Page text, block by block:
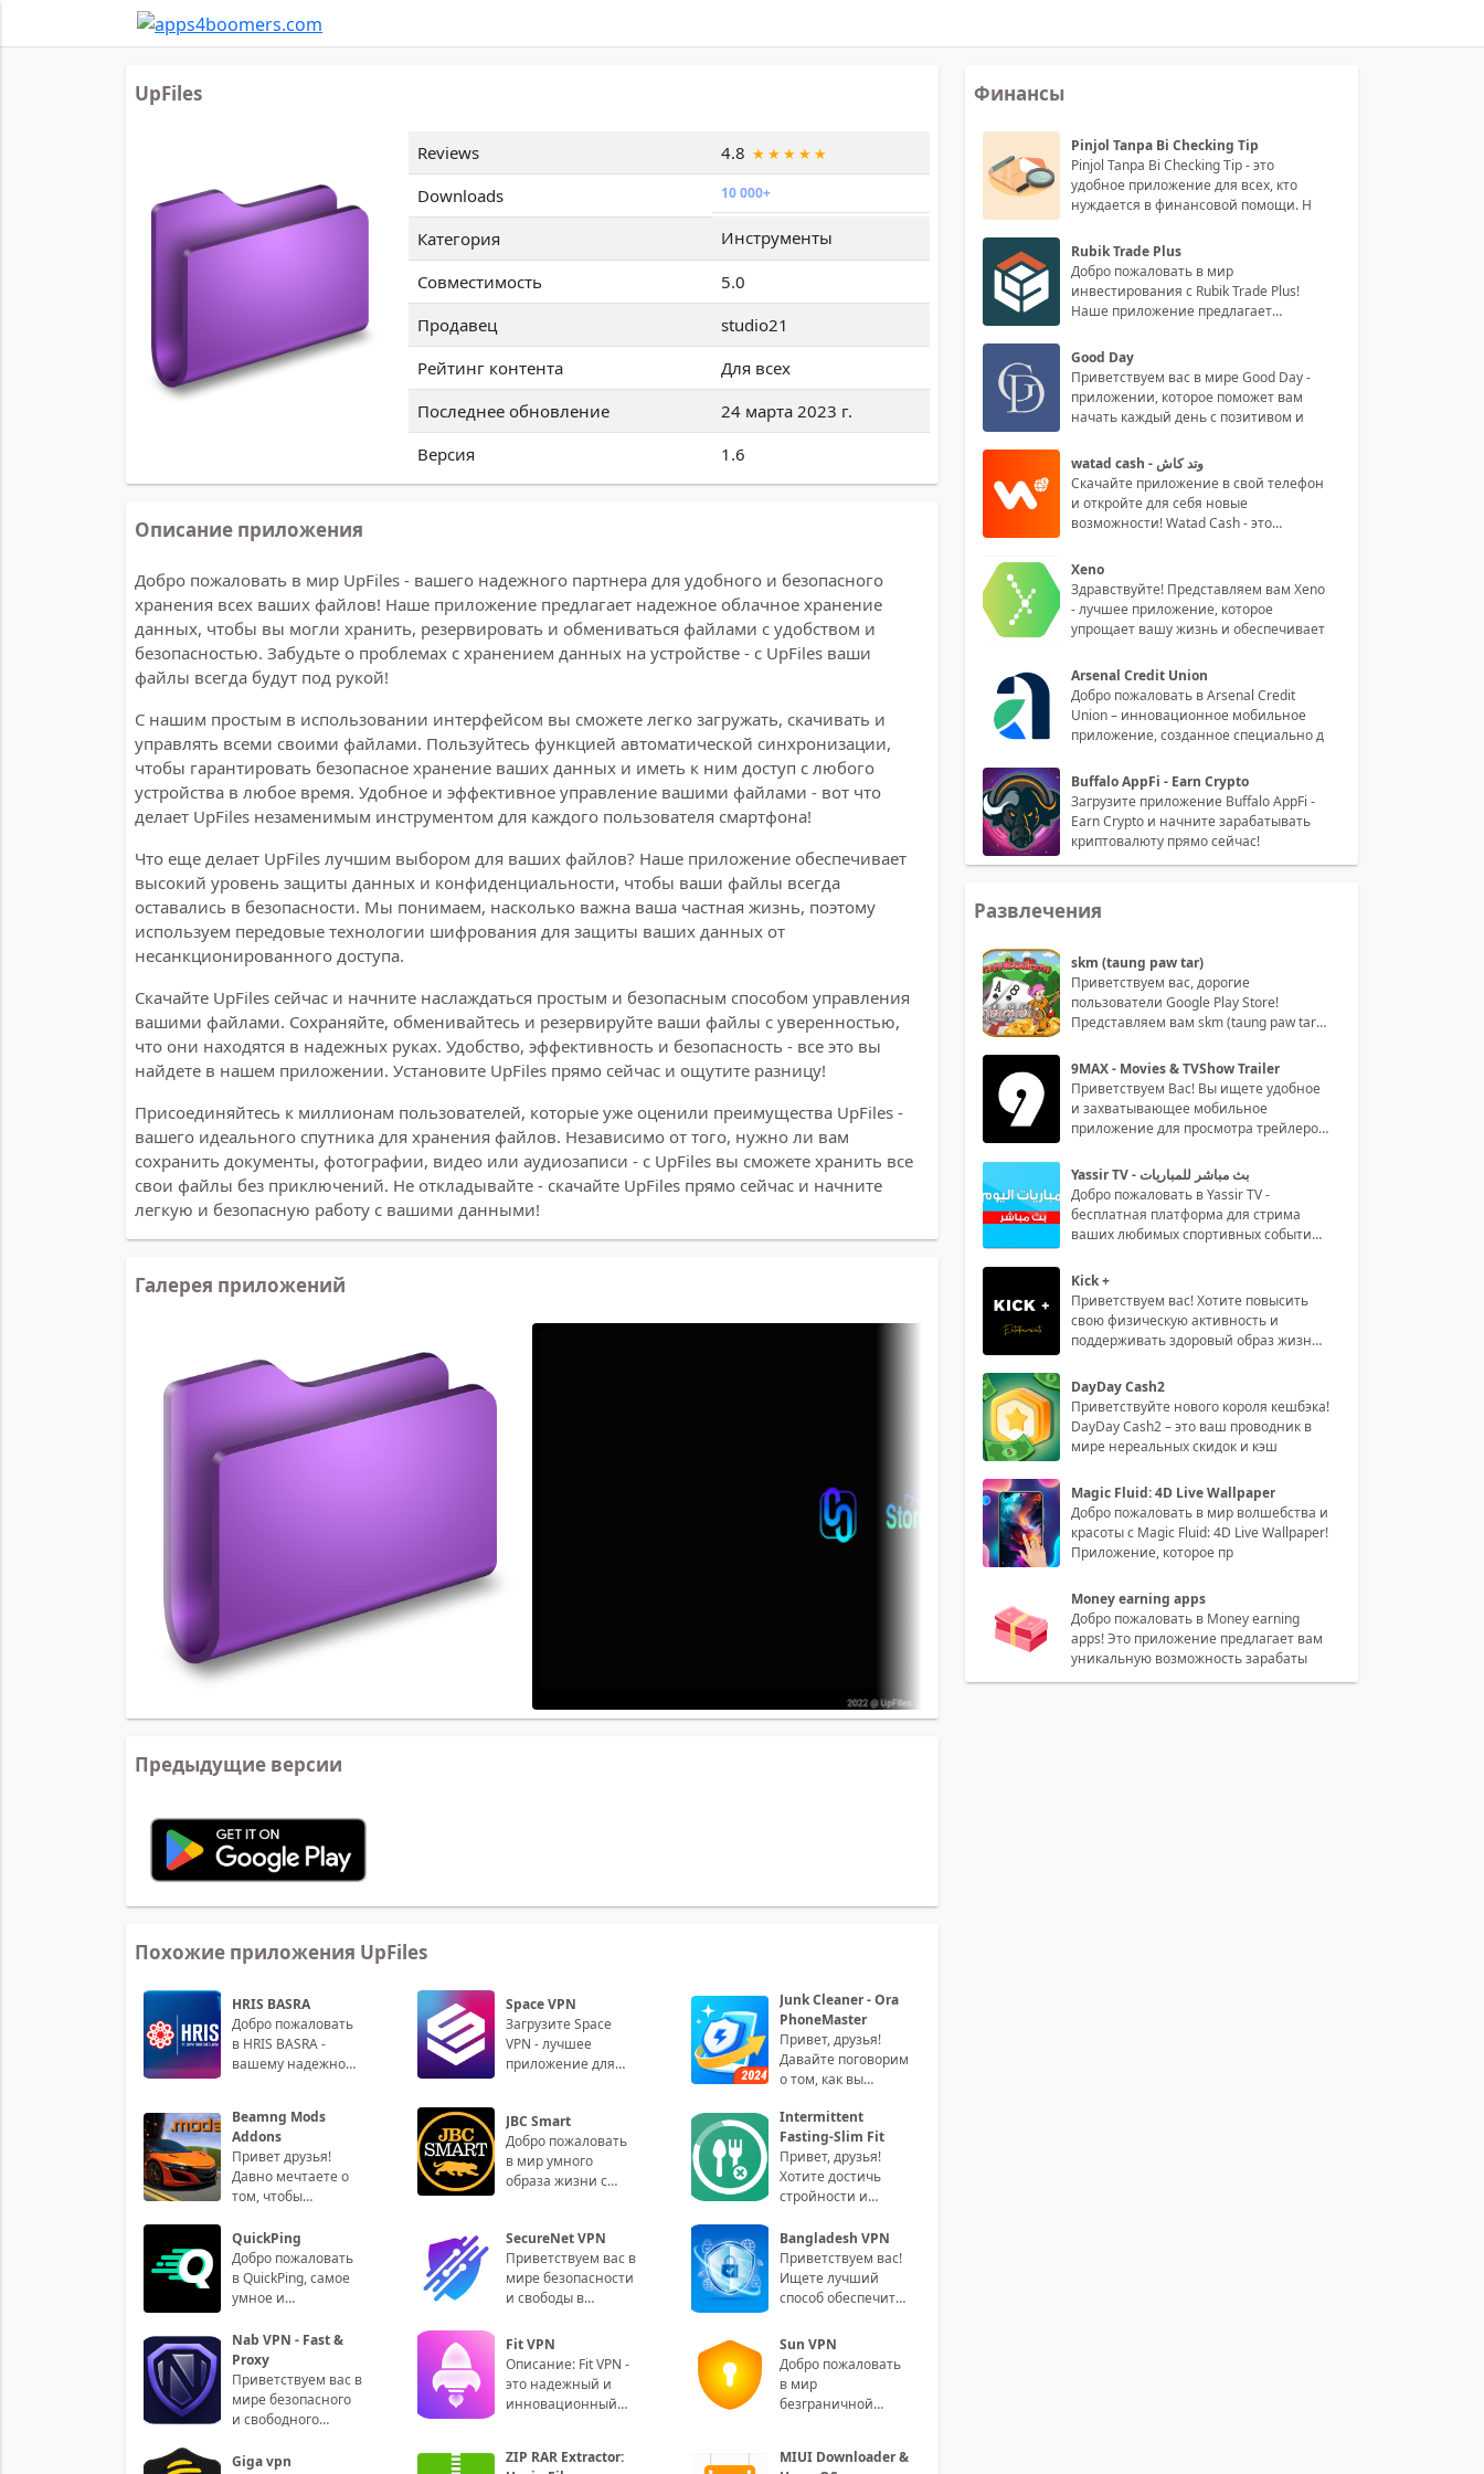
UpFiles
Reviews
4.8
Downloads
10 000+
Категория
Инструменты
Совместимость
5.0
Продавец
studio21
Рейтинг контента
Для всех
Последнее обновление
24 марта 2023 г.
Версия
1.6
Описание приложения
Добро пожаловать в мир UpFiles - вашего надежного партнера для удобного и безопасного
хранения всех ваших файлов! Наше приложение предлагает надежное облачное хранение
данных, чтобы вы могли хранить, резервировать и обмениваться файлами с удобством и
безопасностью. Забудьте о проблемах с хранением данных на устройстве - с UpFiles ваши
файлы всегда будут под рукой!
С нашим простым в использовании интерфейсом вы сможете легко загружать, скачивать и
управлять всеми своими файлами. Пользуйтесь функцией автоматической синхронизации,
чтобы гарантировать безопасное хранение ваших данных и иметь к ним доступ с любого
устройства в любое время. Удобное и эффективное управление вашими файлами - вот что
делает UpFiles незаменимым инструментом для каждого пользователя смартфона!
Что еще делает UpFiles лучшим выбором для ваших файлов? Наше приложение обеспечивает
высокий уровень защиты данных и конфиденциальности, чтобы ваши файлы всегда
оставались в безопасности. Мы понимаем, насколько важна ваша частная жизнь, поэтому
используем передовые технологии шифрования для защиты ваших данных от
несанкционированного доступа.
Скачайте UpFiles сейчас и начните наслаждаться простым и безопасным способом управления
вашими файлами. Сохраняйте, обменивайтесь и резервируйте ваши файлы с уверенностью,
что они находятся в надежных руках. Удобство, эффективность и безопасность - все это вы
найдете в нашем приложении. Установите UpFiles прямо сейчас и ощутите разницу!
Присоединяйтесь к миллионам пользователей, которые уже оценили преимущества UpFiles -
вашего идеального спутника для хранения файлов. Независимо от того, нужно ли вам
сохранить документы, фотографии, видео или аудиозаписи - с UpFiles вы сможете хранить все
свои файлы без приключений. Не откладывайте - скачайте UpFiles прямо сейчас и начните
легкую и безопасную работу с вашими данными!
Галерея приложений
Предыдущие версии
Похожие приложения UpFiles
HRIS BASRA
Добро пожаловать
в HRIS BASRA -
вашему надежному
человеческими
ресурсами! Наше
Space VPN
Загрузите Space
VPN - лучшее
приложение для
и безопасного
обеспечени
Junk Cleaner - Ora
PhoneMaster
Привет, друзья!
Давайте поговорим
о том, как вы
производительность
своего телефона с
Beamng Mods
Addons
Привет друзья!
Давно мечтаете о
том, чтобы
свой игровой
процесс в Beamng
Drive? Те
JBC Smart
Добро пожаловать
в мир умного
образа жизни с
Сделайте свою
жизнь
Intermittent
Fasting-Slim Fit
Привет, друзья!
Хотите достичь
стройности и
отказываясь от
излюбленной еды?
Тогда приго
QuickPing
Добро пожаловать
в QuickPing, самое
умное и
понятное
приложение для
управления
вашими пин
SecureNet VPN
Приветствуем вас в
мире безопасности
и свободы в
VPN - ваш
идеальный
партнер для
Bangladesh VPN
Приветствуем вас!
Ищете лучший
способ обеспечить
ваших онлайн-
соединений?
Встречайте на
Nab VPN - Fast &
Proxy
Приветствуем вас в
мире безопасного
и свободного
интернету с
Fit VPN
Описание: Fit VPN -
это надежный и
инновационный
специально для
Sun VPN
Добро пожаловать
в мир
безграничной
безопасность и
Giga vpn
ZIP RAR Extractor:
MIUI Downloader &
Финансы
Pinjol Tanpa Bi Checking Tip
Pinjol Tanpa Bi Checking Tip - это
удобное приложение для всех, кто
нуждается в финансовой помощи. Н
Rubik Trade Plus
Добро пожаловать в мир
инвестирования с Rubik Trade Plus!
Наше приложение предлагает
Good Day
Приветствуем вас в мире Good Day -
приложении, которое поможет вам
начать каждый день с позитивом и
watad cash - وتد كاش
Скачайте приложение в свой телефон
и откройте для себя новые
возможности! Watad Cash - это
Xeno
Здравствуйте! Представляем вам Xeno
- лучшее приложение, которое
упрощает вашу жизнь и обеспечивает
Arsenal Credit Union
Добро пожаловать в Arsenal Credit
Union – инновационное мобильное
приложение, созданное специально д
Buffalo AppFi - Earn Crypto
Загрузите приложение Buffalo AppFi -
Earn Crypto и начните зарабатывать
криптовалюту прямо сейчас!
Развлечения
skm (taung paw tar)
Приветствуем вас, дорогие
пользователи Google Play Store!
Представляем вам skm (taung paw tar) -
9MAX - Movies & TVShow Trailer
Приветствуем Вас! Вы ищете удобное
и захватывающее мобильное
приложение для просмотра трейлеров
Yassir TV - بث مباشر للمباريات
Добро пожаловать в Yassir TV -
бесплатная платформа для стрима
ваших любимых спортивных событий
Kick +
Приветствуем вас! Хотите повысить
свою физическую активность и
поддерживать здоровый образ жизни?
DayDay Cash2
Приветствуйте нового короля кешбэка!
DayDay Cash2 – это ваш проводник в
мире нереальных скидок и кэш
Magic Fluid: 4D Live Wallpaper
Добро пожаловать в мир волшебства и
красоты с Magic Fluid: 4D Live Wallpaper!
Приложение, которое пр
Money earning apps
Добро пожаловать в Money earning
apps! Это приложение предлагает вам
уникальную возможность зарабаты